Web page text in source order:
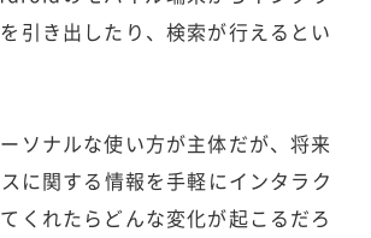
引き出したり、検索が行えるとい
ソナルな使い方が主体だが、将来
に関する情報を手軽にインタラク
くれたらどんな変化が起こるだろ